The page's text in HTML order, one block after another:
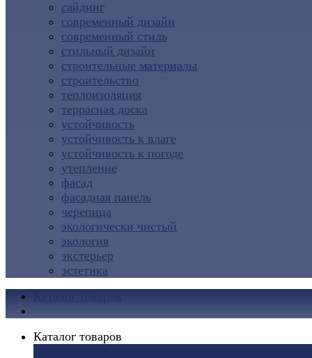
сайдинг
современный дизайн
современный стиль
стильный дизайн
строительные материалы
строительство
теплоизоляция
террасная доска
устойчивость
устойчивость к влаге
устойчивость к погоде
утепление
фасад
фасадная панель
черепица
экологически чистый
экология
экстерьер
эстетика
Каталог товаров